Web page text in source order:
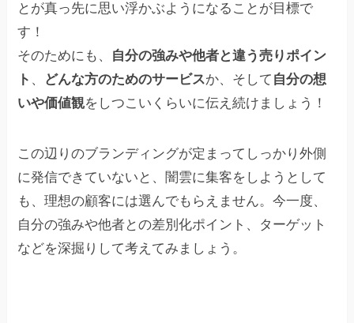
とが真っ先に思い浮かぶようになることが目標で
す！
そのためにも、 自分の強みや他者と違う売りポイン
ト 、 どんな方のためのサービスか、そして 自分の想
いや価値観をしつこいくらいに伝え続けましょう！
この辺りのブランディングが定まってしっかり外側
に発信できていないと、闇雲に集客をしようとして
も、理想の顧客には選んでもらえません。今一度、
自分の強みや他者との差別化ポイント、ターゲット
などを深掘りして考えてみましょう。